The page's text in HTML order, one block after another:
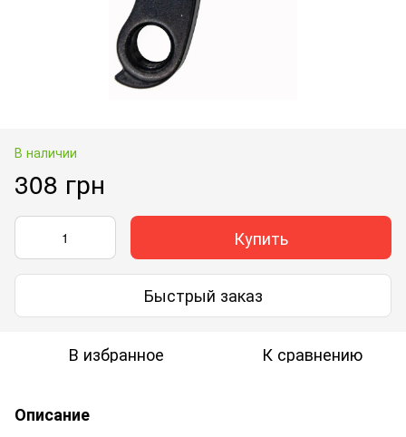
В наличии
308 грн
Купить
Быстрый заказ
В избранное К сравнению
Описание